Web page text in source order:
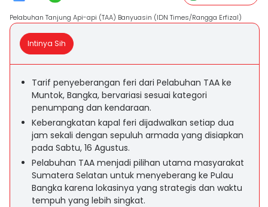
Pelabuhan Tanjung Api-api (TAA) Banyuasin (IDN Times/Rangga Erfizal)
Intinya Sih
Tarif penyeberangan feri dari Pelabuhan TAA ke
Muntok, Bangka, bervariasi sesuai kategori
penumpang dan kendaraan.
Keberangkatan kapal feri dijadwalkan setiap dua
jam sekali dengan sepuluh armada yang disiapkan
pada Sabtu, 16 Agustus.
Pelabuhan TAA menjadi pilihan utama masyarakat
Sumatera Selatan untuk menyeberang ke Pulau
Bangka karena lokasinya yang strategis dan waktu
tempuh yang lebih singkat.